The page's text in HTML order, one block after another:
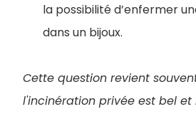
la possibilité d’enfermer
dans un bijoux.
Cette question revient
l'incinération privée est bel et